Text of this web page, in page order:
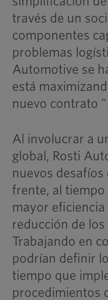
través de un
componentes
problemas
Automotive se
está
nuevo contrato ”.
Al involucrar a
global, Rosti
nuevos
frente, al tiempo
mayor eficiencia
reducción de
Trabajando en
podrían definir
tiempo que
procedimientos